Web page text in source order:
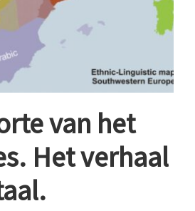
van het
Het verhaal